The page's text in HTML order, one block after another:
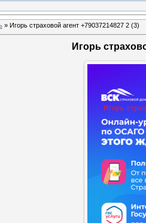
» Игорь страховой агент +79037214827 2 (3)
Игорь